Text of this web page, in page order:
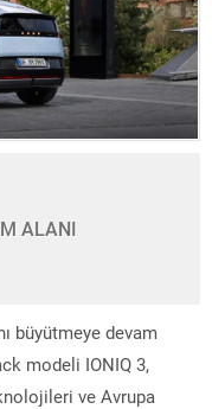
ALANI
büyütmeye devam
modeli IONIQ 3,
ve Avrupa